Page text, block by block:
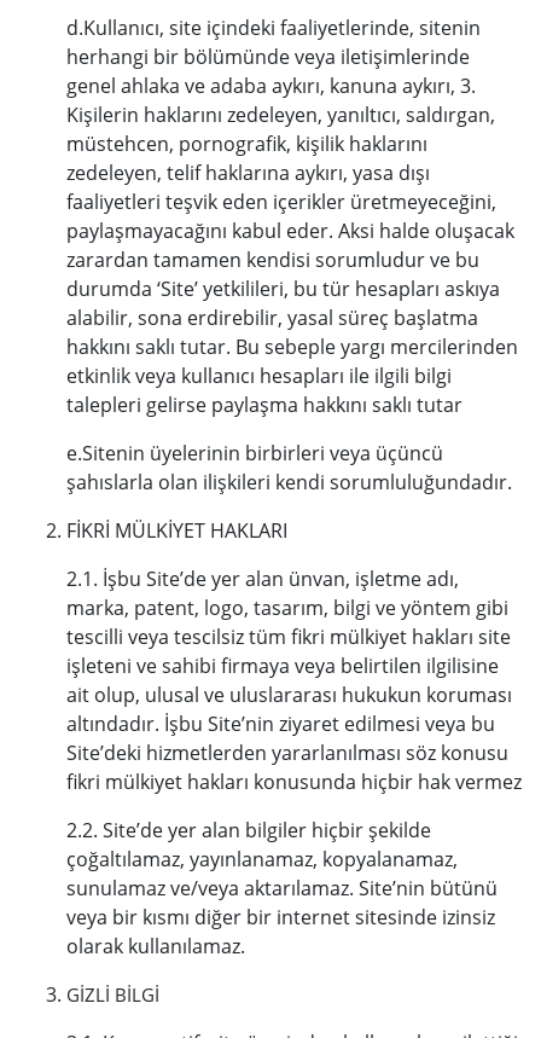
d.Kullanıcı, site içindeki faaliyetlerinde, sitenin
herhangi bir bölümünde veya iletişimlerinde
genel ahlaka ve adaba aykırı, kanuna aykırı, 3.
Kişilerin haklarını zedeleyen, yanıltıcı, saldırgan,
müstehcen, pornografik, kişilik haklarını
zedeleyen, telif haklarına aykırı, yasa dışı
faaliyetleri teşvik eden içerikler üretmeyeceğini,
paylaşmayacağını kabul eder. Aksi halde oluşacak
zarardan tamamen kendisi sorumludur ve bu
durumda ‘Site’ yetkilileri, bu tür hesapları askıya
alabilir, sona erdirebilir, yasal süreç başlatma
hakkını saklı tutar. Bu sebeple yargı mercilerinden
etkinlik veya kullanıcı hesapları ile ilgili bilgi
talepleri gelirse paylaşma hakkını saklı tutar
e.Sitenin üyelerinin birbirleri veya üçüncü
şahıslarla olan ilişkileri kendi sorumluluğundadır.
FİKRİ MÜLKİYET HAKLARI
2.1. İşbu Site’de yer alan ünvan, işletme adı,
marka, patent, logo, tasarım, bilgi ve yöntem gibi
tescilli veya tescilsiz tüm fikri mülkiyet hakları site
işleteni ve sahibi firmaya veya belirtilen ilgilisine
ait olup, ulusal ve uluslararası hukukun koruması
altındadır. İşbu Site’nin ziyaret edilmesi veya bu
Site’deki hizmetlerden yararlanılması söz konusu
fikri mülkiyet hakları konusunda hiçbir hak vermez
2.2. Site’de yer alan bilgiler hiçbir şekilde
çoğaltılamaz, yayınlanamaz, kopyalanamaz,
sunulamaz ve/veya aktarılamaz. Site’nin bütünü
veya bir kısmı diğer bir internet sitesinde izinsiz
olarak kullanılamaz.
GİZLİ BİLGİ